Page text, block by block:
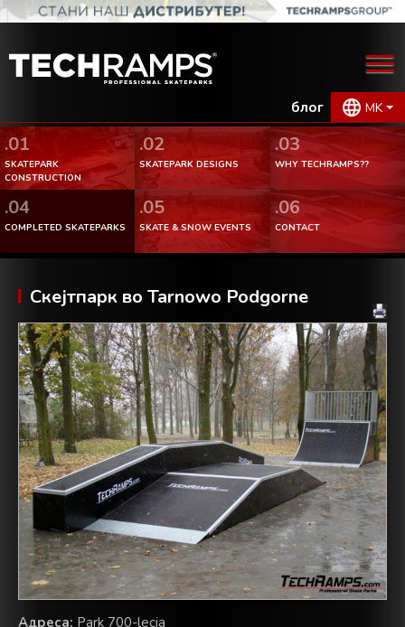
блог MK
.01
SKATEPARK
CONSTRUCTION
.02
SKATEPARK DESIGNS
.03
WHY TECHRAMPS??
.04
COMPLETED SKATEPARKS
.05
SKATE & SNOW EVENTS
.06
CONTACT
Скејтпарк во Tarnowo Podgorne
Адреса: Park 700-lecia